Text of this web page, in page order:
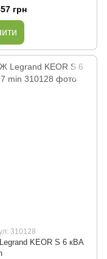
час
6 хвилин
грн
310128
KEOR S 6 кВА